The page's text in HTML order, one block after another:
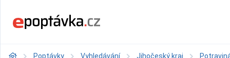
Poptávky Vyhledávání Jihočeský kraj